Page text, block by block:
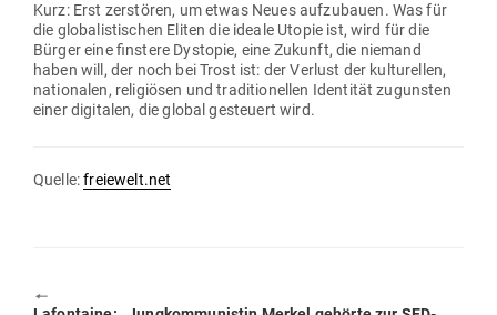
Kurz: Erst zer­stören, um etwas Neues auf­zu­bauen. Was für
die glo­ba­lis­ti­schen Eliten die ideale Utopie ist, wird für die
Bürger eine finstere Dys­topie, eine Zukunft, die niemand
haben will, der noch bei Trost ist: der Verlust der kul­tu­rellen,
natio­nalen, reli­giösen und tra­di­tio­nellen Iden­tität zugunsten
einer digi­talen, die global gesteuert wird.
Quelle:freiewelt.net
🠔